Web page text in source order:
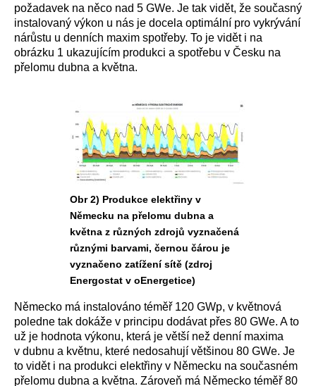
požadavek na něco nad 5 GWe. Je tak vidět, že současný
instalovaný výkon u nás je docela optimální pro vykrývání
nárůstu u denních maxim spotřeby. To je vidět i na
obrázku 1 ukazujícím produkci a spotřebu v Česku na
přelomu dubna a května.
Obr 2) Produkce elektřiny v
Německu na přelomu dubna a
května z různých zdrojů vyznačená
různými barvami, černou čárou je
vyznačeno zatížení sítě (zdroj
Energostat v oEnergetice)
Německo má instalováno téměř 120 GWp, v květnová
poledne tak dokáže v principu dodávat přes 80 GWe. A to
už je hodnota výkonu, která je větší než denní maxima
v dubnu a květnu, které nedosahují většinou 80 GWe. Je
to vidět i na produkci elektřiny v Německu na současném
přelomu dubna a května. Zároveň má Německo téměř 80